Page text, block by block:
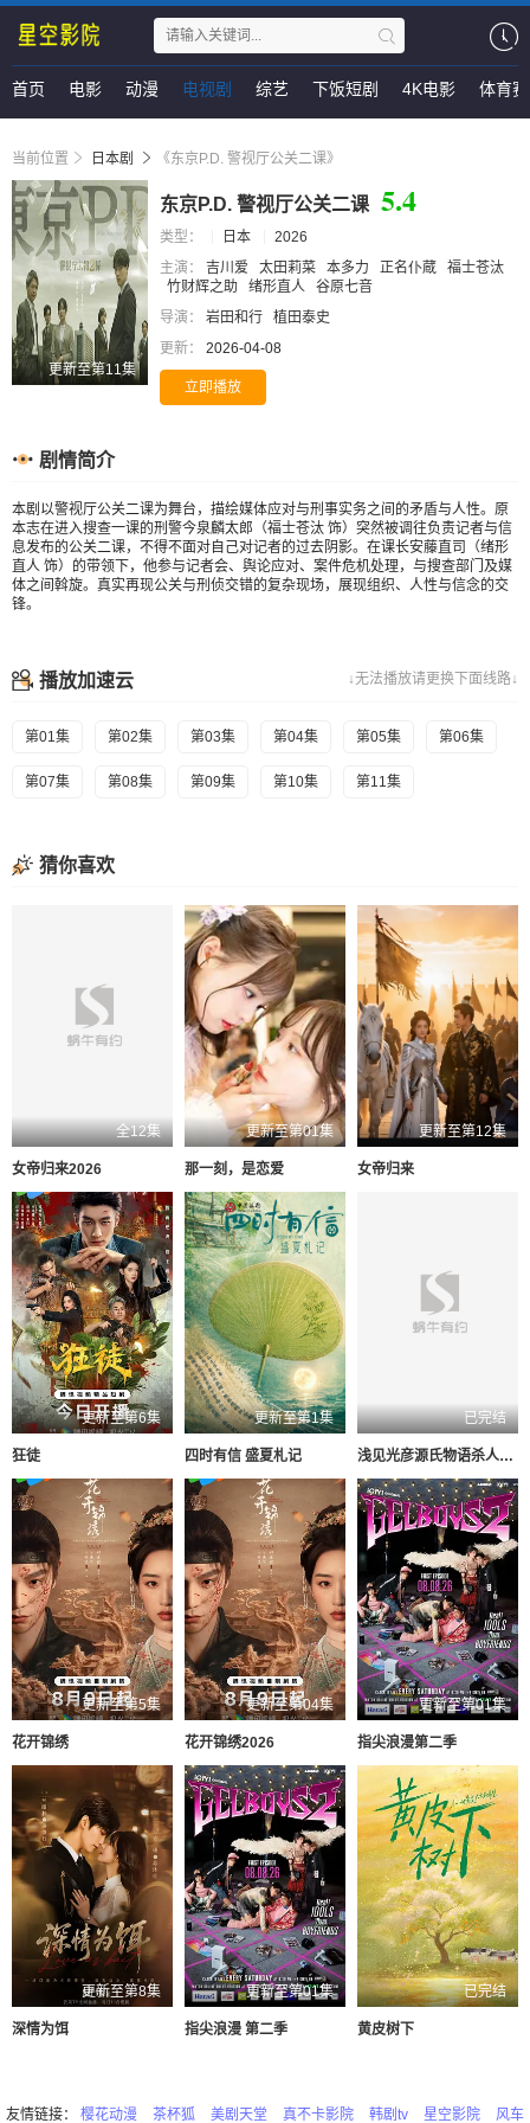
首页 电影 动漫 电视剧 综艺 下饭短剧 4K电影 体育
当前位置 日本剧 《东京P.D. 警视厅公关二课》
更新至第11集
东京P.D. 警视厅公关二课 5.4
类型： 日本
2026
主演：
吉川爱 太田莉菜 本多力 正名仆蔵
福士苍汰
竹财辉之助
绪形直人
谷原七音
导演：
岩田和行
植田泰史
更新：
2026-04-08
立即播放
剧情简介
本剧以警视厅公关二课为舞台，描绘媒体应对与刑事实务之间的矛盾与人性。原
本志在进入搜查一课的刑警今泉麟太郎（福士苍汰 饰）突然被调往负责记者与信
息发布的公关二课，不得不面对自己对记者的过去阴影。在课长安藤直司（绪形
直人 饰）的带领下，他参与记者会、舆论应对、案件危机处理，与搜查部门及媒
体之间斡旋。真实再现公关与刑侦交错的复杂现场，展现组织、人性与信念的交
锋。
↓无法播放请更换下面线路↓
播放加速云
第01集 第02集 第03集 第04集 第05集 第06集
第07集 第08集 第09集 第10集 第11集
猜你喜欢
全12集
女帝归来2026
更新至第01集
那一刻，是恋爱
更新至第12集
女帝归来
更新至第6集
狂徒
更新至第1集
四时有信 盛夏札记
已完结
浅见光彦源氏物语杀人事件
更新至第5集
花开锦绣
更新至第04集
花开锦绣2026
更新至第01集
指尖浪漫第二季
更新至第8集
深情为饵
更新至第01集
指尖浪漫 第二季
已完结
黄皮树下
友情链接： 樱花动漫 茶杯狐 美剧天堂 真不卡影院 韩剧tv 星空影院 风车